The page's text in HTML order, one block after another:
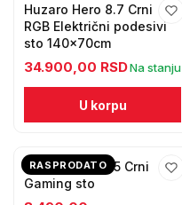
Huzaro Hero 8.7 Crni
RGB Električni podesivi
sto 140x70cm
34.900,00 RSDNa stanju
U korpu
RASPRODATO
Huzaro Hero 1.5 Crni
Gaming sto